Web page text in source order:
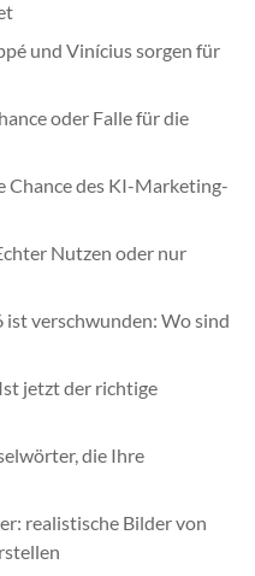
und Vinícius sorgen für
oder Falle für die
Chance des KI-Marketing-
Nutzen oder nur
verschwunden: Wo sind
jetzt der richtige
die Ihre
realistische Bilder von